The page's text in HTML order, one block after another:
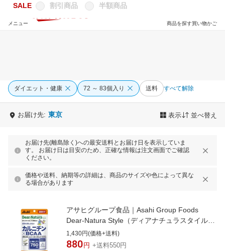
買い物かご
商品を探す
メニュー
SALE 割引商品 半額商品
ダイエット・健康 72 ～ 83個入り 送料 すべて解除
お届け先: 東京 表示 並べ替え
お届け先(離島除く)への最安送料とお届け日を表示していま
す。 お届け日は目安のため、正確な情報は注文画面でご確認
ください。
価格や送料、納期等の詳細は、商品のサイズや色によって異な
る場合があります
アサヒグループ食品｜Asahi Group Foods
Dear-Natura Style（ディアナチュラスタイル）
カルニチン×BCAA 20日分（80粒入）〔栄養補
助食品〕
1,430円(価格+送料)
880 円 +送料550円